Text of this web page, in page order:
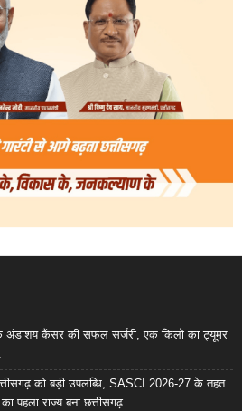
के अंडाशय कैंसर की सफल सर्जरी, एक किलो का ट्यूमर
को बड़ी उपलब्धि, SASCI 2026-27 के तहत
का पहला राज्य बना छत्तीसगढ़….